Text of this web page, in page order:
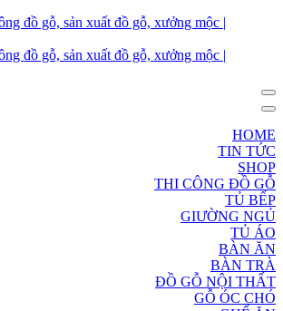
HOME
TIN TỨC
SHOP
THI CÔNG ĐỒ GỖ
TỦ BẾP
GIƯỜNG NGỦ
TỦ ÁO
BÀN ĂN
BÀN TRÀ
ĐỒ GỖ NỘI THẤT
GỖ ÓC CHÓ